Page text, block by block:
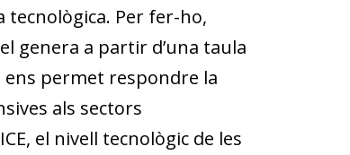
Per fer-ho,
genera a partir d’una taula
permet respondre la
als sectors
el nivell tecnològic de les